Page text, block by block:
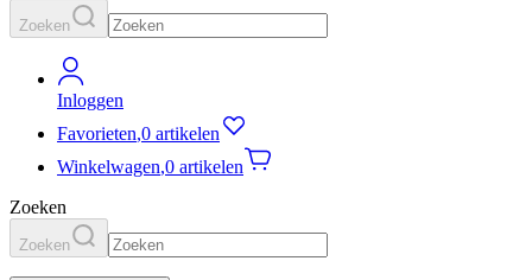
Zoeken
Inloggen
Favorieten,0 artikelen
Winkelwagen,0 artikelen
Zoeken
Zoeken